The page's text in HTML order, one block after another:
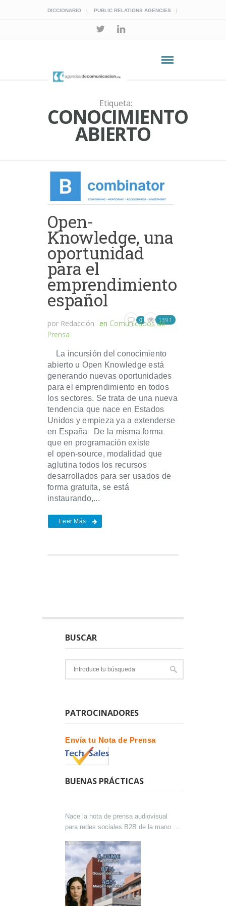
DICCIONARIO PUBLIC RELATIONS AGENCIES
Etiqueta:
CONOCIMIENTO
ABIERTO
Open-
Knowledge, una
oportunidad
para el
emprendimiento
español
por Redacción en Comunicados de
Prensa
0 1391
La incursión del conocimiento
abierto u Open Knowledge está
generando nuevas oportunidades
para el emprendimiento en todos
los sectores. Se trata de una nueva
tendencia que nace en Estados
Unidos y empieza ya a extenderse
en España De la misma forma
que en programación existe
el open-source, modalidad que
aglutina todos los recursos
desarrollados para ser usados de
forma gratuita, se está
instaurando,...
Leer Más
BUSCAR
PATROCINADORES
Envía tu Nota de Prensa
BUENAS PRÁCTICAS
Nace la nota de prensa audiovisual
para redes sociales B2B de la mano de